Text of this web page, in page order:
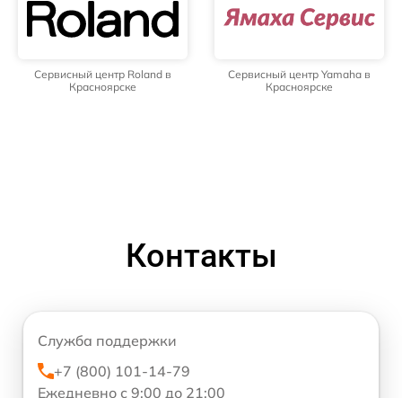
Сервисный центр Roland в
Красноярске
Сервисный центр Yamaha в
Красноярске
Контакты
Служба поддержки
+7 (800) 101-14-79
Ежедневно с 9:00 до 21:00